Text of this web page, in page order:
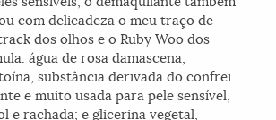
com delicadeza o meu traço de
dos olhos e o Ruby Woo dos
água de rosa damascena,
substância derivada do confrei
e muito usada para pele sensível,
e rachada; e glicerina vegetal,